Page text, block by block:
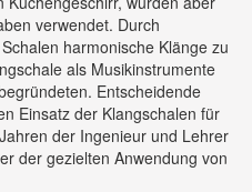
verwendet. Durch
harmonische Klänge zu
als Musikinstrumente
Entscheidende
Einsatz der Klangschalen für
der Ingenieur und Lehrer
der gezielten Anwendung von